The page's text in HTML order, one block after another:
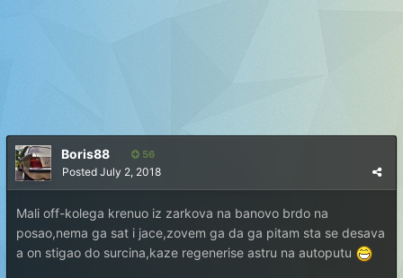
Boris88 56
Posted July 2, 2018
Mali off-kolega krenuo iz zarkova na banovo brdo na
posao,nema ga sat i jace,zovem ga da ga pitam sta se desava
a on stigao do surcina,kaze regenerise astru na autoputu